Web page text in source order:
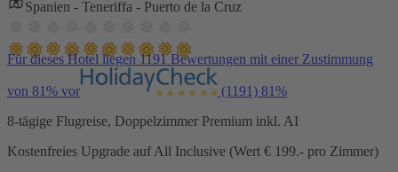
Spanien - Teneriffa - Puerto de la Cruz
Für dieses Hotel liegen 1191 Bewertungen mit einer Zustimmung
von 81% vor (1191) 81%
8-tägige Flugreise, Doppelzimmer Premium inkl. AI
Kostenfreies Upgrade auf All Inclusive (Wert € 199.- pro Zimmer)